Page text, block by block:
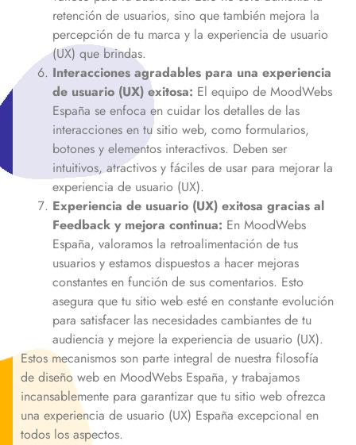
retención de usuarios, sino que también mejora la
percepción de tu marca y la experiencia de usuario
(UX) que brindas.
Interacciones agradables para una experiencia
de usuario (UX) exitosa: El equipo de MoodWebs
España se enfoca en cuidar los detalles de las
interacciones en tu sitio web, como formularios,
botones y elementos interactivos. Deben ser
intuitivos, atractivos y fáciles de usar para mejorar la
experiencia de usuario (UX).
Experiencia de usuario (UX) exitosa gracias al
Feedback y mejora continua: En MoodWebs
España, valoramos la retroalimentación de tus
usuarios y estamos dispuestos a hacer mejoras
constantes en función de sus comentarios. Esto
asegura que tu sitio web esté en constante evolución
para satisfacer las necesidades cambiantes de tu
audiencia y mejore la experiencia de usuario (UX).
Estos mecanismos son parte integral de nuestra filosofía
de diseño web en MoodWebs España, y trabajamos
incansablemente para garantizar que tu sitio web ofrezca
una experiencia de usuario (UX) España excepcional en
todos los aspectos.